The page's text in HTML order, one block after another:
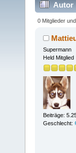
Autor
0 Mitglieder
Supermann
Held Mitglied
Beiträge:
Geschlecht: